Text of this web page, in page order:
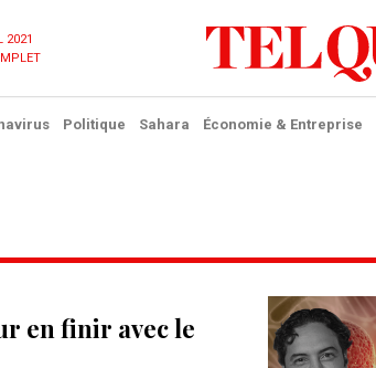
2021
Politique Sahara Économie & Entreprise
en finir avec le